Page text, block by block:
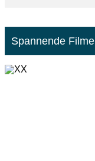
Spannende Filme